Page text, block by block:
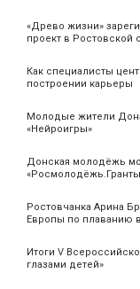
«Древо жизни»
проект в Ростовской
Как специалисты
построении карьеры
Молодые жители Дона
«Нейроигры»
Донская молодёжь
Ростовчанка Арина
Европы по плаванию
Итоги V
глазами детей»